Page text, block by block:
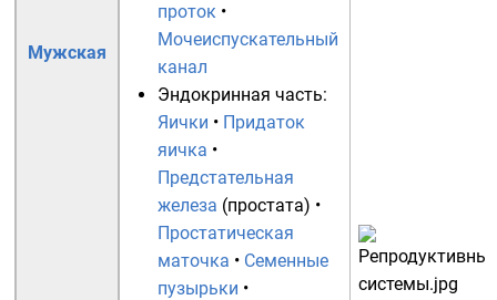
Мужская
проток •
Мочеиспускательный
канал
Эндокринная часть:
Яички • Придаток
яичка •
Предстательная
железа (простата) •
Простатическая
маточка • Семенные
пузырьки •